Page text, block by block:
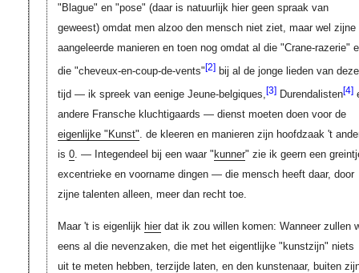
"Blague" en "pose" (daar is natuurlijk hier geen spraak van
geweest) omdat men alzoo den mensch niet ziet, maar wel zijne
aangeleerde manieren en toen nog omdat al die "Crane-razerie"
die "cheveux-en-coup-de-vents"[2]bij al de jonge lieden van
tijd — ik spreek van eenige Jeune-belgiques,[3]Durendalisten[4]
andere Fransche kluchtigaards — dienst moeten doen voor de
eigenlijke "Kunst". de kleeren en manieren zijn hoofdzaak 't
is 0. — Integendeel bij een waar " kunner" zie ik geern een
excentrieke en voorname dingen — die mensch heeft daar, door
zijne talenten alleen, meer dan recht toe.
Maar 't is eigenlijk hierdat ik zou willen komen: Wanneer zullen
eens al die nevenzaken, die met het eigentlijke "kunstzijn" niets
uit te meten hebben, terzijde laten, en den kunstenaar, buiten